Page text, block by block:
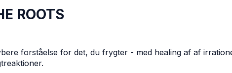
ROOTS
forståelse for det, du frygter - med healing af af